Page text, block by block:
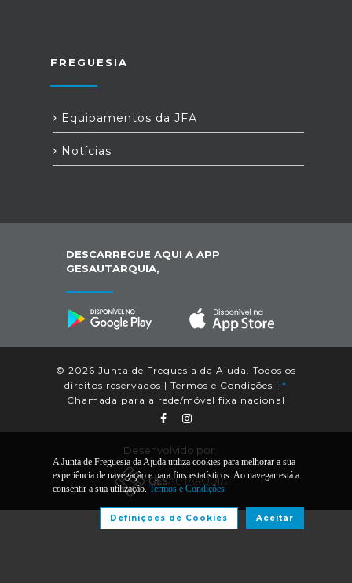
FREGUESIA
Equipamentos da JFA
Notícias
DESCARREGUE AQUI A APP
GESAUTARQUIA,
© 2026 Junta de Freguesia da Ajuda. Todos os
direitos reservados | Termos e Condições | *
Chamada para a rede/móvel fixa nacional
Desenvolvido por:
A Junta de Freguesia da Ajuda utiliza cookies para melhorar a sua
experiência de navegação e para fins estatísticos. Ao navegar está a
consentir a sua utilização. Termos e Condições
Aceitar
Definiçoes de Cookies